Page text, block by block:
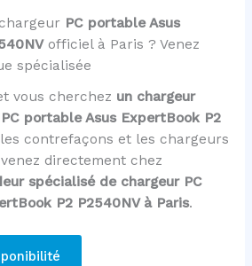
PC portable Asus
officiel à Paris ? Venez
spécialisée
vous cherchez un chargeur
portable Asus ExpertBook P2
contrefaçons et les chargeurs
directement chez
spécialisé de chargeur PC
P2 P2540NV à Paris.